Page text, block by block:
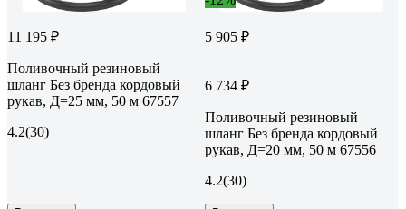
11 195 ₽
Поливочный резиновый
шланг Без бренда кордовый
рукав, Д=25 мм, 50 м 67557
4.2(30)
5 905 ₽
6 734 ₽
Поливочный резиновый
шланг Без бренда кордовый
рукав, Д=20 мм, 50 м 67556
4.2(30)